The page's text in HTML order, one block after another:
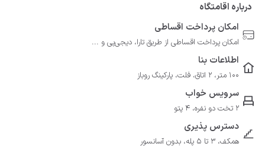
درباره اقامتگاه
امکان پرداخت اقساطی
امکان پرداخت اقساطی از طریق تارا، دیجی‌پی و ...
اطلاعات بنا
100 متر، 2 اتاق، فلت، پارکینگ روباز
سرویس خواب
2 تخت دو نفره، 4 پتو
دسترس پذیری
همکف، 3 تا 5 پله، بدون آسانسور